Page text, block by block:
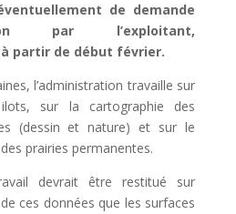
de demande
par l’exploitant,
partir de début février.
l’administration travaille sur
sur la cartographie des
(dessin et nature) et sur le
prairies permanentes.
devrait être restitué sur
ces données que les surfaces